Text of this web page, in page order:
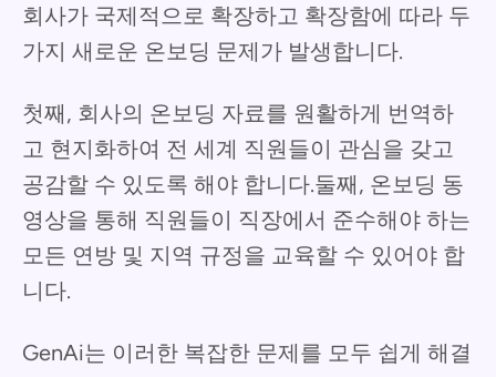
회사가 국제적으로 확장하고 확장함에 따라 두
가지 새로운 온보딩 문제가 발생합니다.
첫째, 회사의 온보딩 자료를 원활하게 번역하
고 현지화하여 전 세계 직원들이 관심을 갖고
공감할 수 있도록 해야 합니다.둘째, 온보딩 동
영상을 통해 직원들이 직장에서 준수해야 하는
모든 연방 및 지역 규정을 교육할 수 있어야 합
니다.
GenAi는 이러한 복잡한 문제를 모두 쉽게 해결